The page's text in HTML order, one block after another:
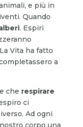
e più in
Quando
. Espiri
Vita ha fatto
a
che respirare
ci
Ad ogni
corpo una